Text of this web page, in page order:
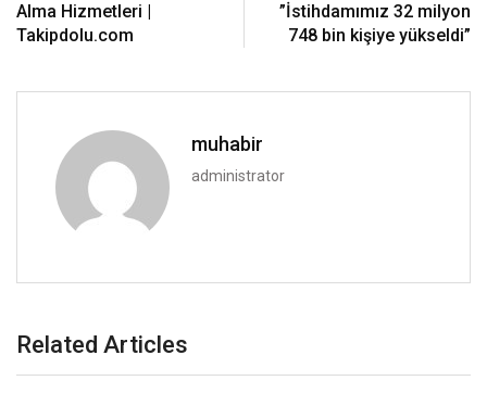
Alma Hizmetleri |
Takipdolu.com
”İstihdamımız 32 milyon
748 bin kişiye yükseldi”
muhabir
administrator
Related Articles